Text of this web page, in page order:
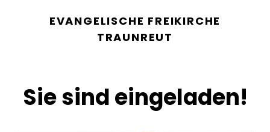
EVANGELISCHE FREIKIRCHE
TRAUNREUT
Sie sind eingeladen!